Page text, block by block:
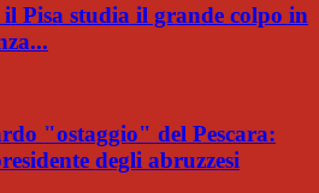
Pisa studia il grande colpo in
"ostaggio" del Pescara:
degli abruzzesi